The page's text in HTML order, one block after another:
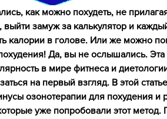
как можно похудеть, не
замуж за калькулятор и
калории в голове. Или же можно
Да, вы не ослышались.
в мире фитнеса и
на первый взгляд. В этой
озонотерапии для похудения и
уже попробовали этот метод.